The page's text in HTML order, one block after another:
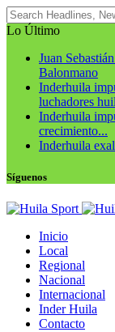
Lo Último
Juan
Balonmano
Inderhuila
luchadores
Inderhuila
crecimiento...
Inderhuila
Síguenos
Inicio
Local
Regional
Nacional
Internacional
Inder Huila
Contacto